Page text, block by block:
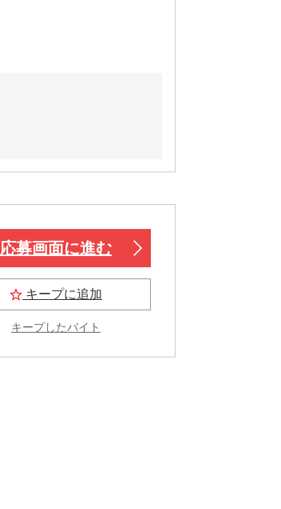
応募画面に進む
キープに追加
キープしたバイト